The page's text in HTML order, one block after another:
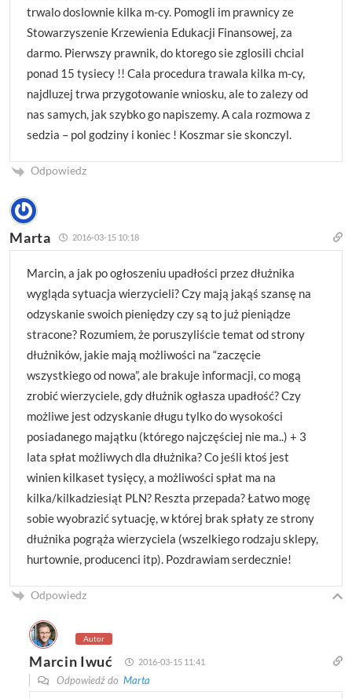
trwalo doslownie kilka m-cy. Pomogli im prawnicy ze
Stowarzyszenie Krzewienia Edukacji Finansowej, za
darmo. Pierwszy prawnik, do ktorego sie zglosili chcial
ponad 15 tysiecy !! Cala procedura trawala kilka m-cy,
najdluzej trwa przygotowanie wniosku, ale to zalezy od
nas samych, jak szybko go napiszemy. A cala rozmowa z
sedzia – pol godziny i koniec ! Koszmar sie skonczyl.
Odpowiedz
Marta 2016-03-15 10:18
Marcin, a jak po ogłoszeniu upadłości przez dłużnika
wygląda sytuacja wierzycieli? Czy mają jakąś szansę na
odzyskanie swoich pieniędzy czy są to już pieniądze
stracone? Rozumiem, że poruszyliście temat od strony
dłużników, jakie mają możliwości na “zaczęcie
wszystkiego od nowa”, ale brakuje informacji, co mogą
zrobić wierzyciele, gdy dłużnik ogłasza upadłość? Czy
możliwe jest odzyskanie długu tylko do wysokości
posiadanego majątku (którego najczęściej nie ma..) + 3
lata spłat możliwych dla dłużnika? Co jeśli ktoś jest
winien kilkaset tysięcy, a możliwości spłat ma na
kilka/kilkadziesiąt PLN? Reszta przepada? Łatwo mogę
sobie wyobrazić sytuację, w której brak spłaty ze strony
dłużnika pogrąża wierzyciela (wszelkiego rodzaju sklepy,
hurtownie, producenci itp). Pozdrawiam serdecznie!
Odpowiedz
Autor
Marcin Iwuć 2016-03-15 11:41
Odpowiedź doMarta